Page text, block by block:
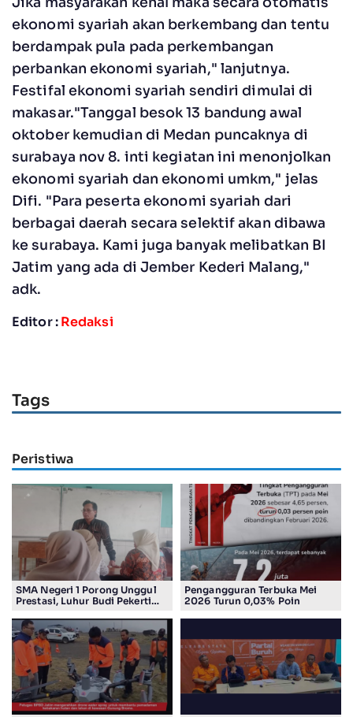
ekonomi syariah akan berkembang dan tentu
berdampak pula pada perkembangan
perbankan ekonomi syariah," lanjutnya.
Festifal ekonomi syariah sendiri dimulai di
makasar."Tanggal besok 13 bandung awal
oktober kemudian di Medan puncaknya di
surabaya nov 8. inti kegiatan ini menonjolkan
ekonomi syariah dan ekonomi umkm," jelas
Difi. "Para peserta ekonomi syariah dari
berbagai daerah secara selektif akan dibawa
ke surabaya. Kami juga banyak melibatkan BI
Jatim yang ada di Jember Kederi Malang,"
adk.
Editor :Redaksi
Tags
Peristiwa
SMA Negeri 1 Porong Unggul
Prestasi, Luhur Budi Pekerti
Sosialisasi Program Sekolah
Pengangguran Terbuka Mei
2026 Turun 0,03% Poin